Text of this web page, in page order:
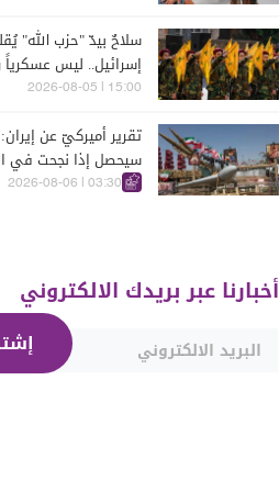
سلاحٌ بيدّ "حزب الله"
إسرائيل.. ليس
الجنوب
15:00 | 2026-08-05
تقرير أميركيّ عن
سيحصل إذا نجحت في
إلى هذه الدولة الآسيويّة
03:30 | 2026-08-06
أخبارنا عبر بريدك الالكتروني